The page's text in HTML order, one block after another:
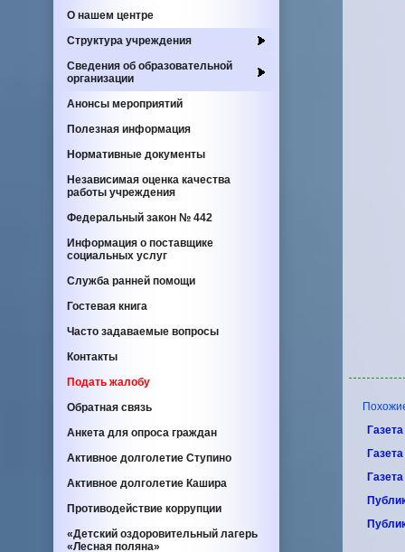
О нашем центре
Cтруктура учреждения
Сведения об образовательной
организации
Анонсы мероприятий
Полезная информация
Нормативные документы
Независимая оценка качества
работы учреждения
Федеральный закон № 442
Информация о поставщике
социальных услуг
Служба ранней помощи
Гостевая книга
Часто задаваемые вопросы
Контакты
Подать жалобу
Обратная связь
Анкета для опроса граждан
Активное долголетие Ступино
Активное долголетие Кашира
Противодействие коррупции
«Детский оздоровительный лагерь
«Лесная поляна»
Похожие